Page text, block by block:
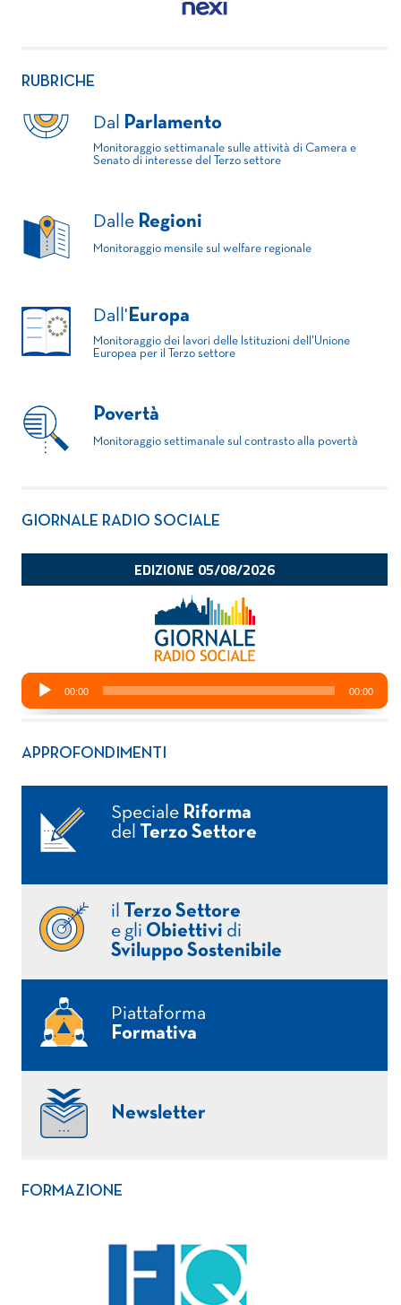
RUBRICHE
Dal Parlamento
Monitoraggio settimanale sulle attività di Camera e
Senato di interesse del Terzo settore
Dalle Regioni
Monitoraggio mensile sul welfare regionale
Dall' Europa
Monitoraggio dei lavori delle Istituzioni dell'Unione
Europea per il Terzo settore
Povertà
Monitoraggio settimanale sul contrasto alla povertà
GIORNALE RADIO SOCIALE
APPROFONDIMENTI
Speciale Riforma
del
Terzo Settore
il
Terzo Settore
e gli Obiettivi di
Sviluppo Sostenibile
Piattaforma
Formativa
Newsletter
FORMAZIONE